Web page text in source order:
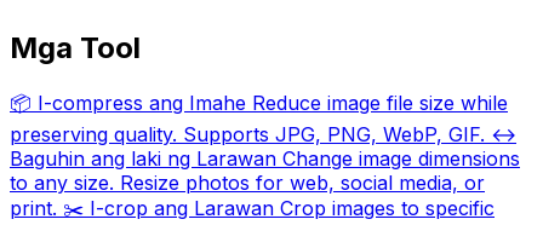
Mga Tool
📦 I-compress ang Imahe Reduce image file size while
preserving quality. Supports JPG, PNG, WebP, GIF. ↔️
Baguhin ang laki ng Larawan Change image dimensions
to any size. Resize photos for web, social media, or
print. ✂️ I-crop ang Larawan Crop images to specific